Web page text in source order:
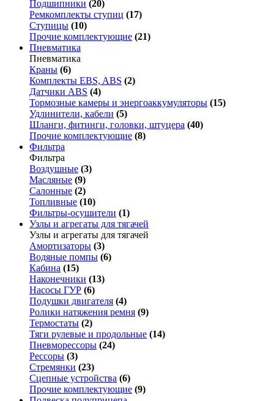
Подшипники (20)
Ремкомплекты ступиц (17)
Ступицы (10)
Прочие комплектующие (21)
Пневматика
Пневматика
Краны (6)
Комплекты EBS, ABS (2)
Датчики ABS (4)
Тормозные камеры и энергоаккумуляторы (15)
Удлинители, кабели (5)
Шланги, фитинги, головки, штуцера (40)
Прочие комплектующие (8)
Фильтра
Фильтра
Воздушные (3)
Масляные (9)
Салонные (2)
Топливные (10)
Фильтры-осушители (1)
Узлы и агрегаты для тягачей
Узлы и агрегаты для тягачей
Амортизаторы (3)
Водяные помпы (6)
Кабина (15)
Наконечники (13)
Насосы ГУР (6)
Подушки двигателя (4)
Ролики натяжения ремня (9)
Термостаты (2)
Тяги рулевые и продольные (14)
Пневморессоры (24)
Рессоры (3)
Стремянки (23)
Сцепные устройства (6)
Прочие комплектующие (9)